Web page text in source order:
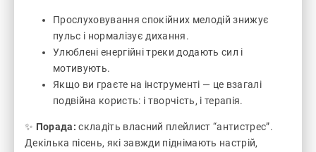
Прослуховування спокійних мелодій знижує
пульс і нормалізує дихання.
Улюблені енергійні треки додають сил і
мотивують.
Якщо ви граєте на інструменті — це взагалі
подвійна користь: і творчість, і терапія.
✨ Порада: складіть власний плейлист “антистрес”.
Декілька пісень, які завжди піднімають настрій,